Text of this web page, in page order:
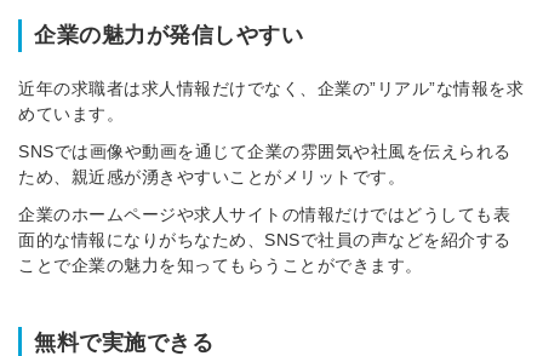
企業の魅力が発信しやすい
近年の求職者は求人情報だけでなく、企業の”リアル”な情報を求
めています。
SNSでは画像や動画を通じて企業の雰囲気や社風を伝えられる
ため、親近感が湧きやすいことがメリットです。
企業のホームページや求人サイトの情報だけではどうしても表
面的な情報になりがちなため、SNSで社員の声などを紹介する
ことで企業の魅力を知ってもらうことができます。
無料で実施できる